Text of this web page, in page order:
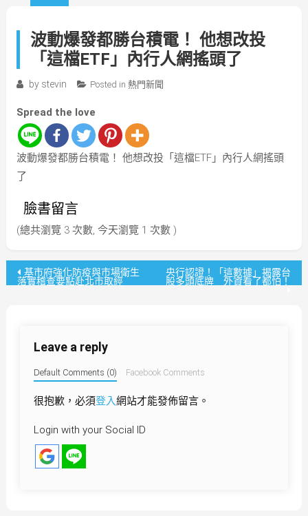
波動爆發都勝台積電！ 他想改投
「這檔ETF」內行人網搖頭了
by stevin Posted in 熱門新聞
Spread the love
波動爆發都勝台積電！ 他想改投「這檔ETF」內行人網搖頭
了
臉書留言
(總共瀏覽 3 次數, 今天瀏覽 1 次數 )
文基市府強化防疫與市場衛生
落實稽查要點赴北市取經
央行認證！「這數據」揭露台
股多頭底牌 外資看了都怕！
Leave a reply
Default Comments (0) Facebook Comments
很抱歉，必須登入網站才能發佈留言。
Login with your Social ID